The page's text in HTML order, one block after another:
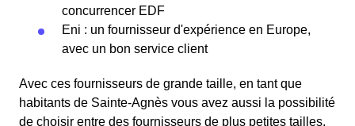
concurrencer EDF
Eni : un fournisseur d'expérience en Europe,
avec un bon service client
Avec ces fournisseurs de grande taille, en tant que
habitants de Sainte-Agnès vous avez aussi la possibilité
de choisir entre des fournisseurs de plus petites tailles.